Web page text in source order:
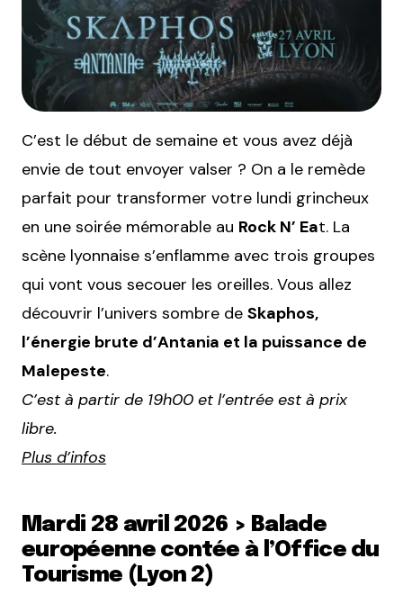
C’est le début de semaine et vous avez déjà
envie de tout envoyer valser ? On a le remède
parfait pour transformer votre lundi grincheux
en une soirée mémorable au Rock N’ Eat. La
scène lyonnaise s’enflamme avec trois groupes
qui vont vous secouer les oreilles. Vous allez
découvrir l’univers sombre de Skaphos,
l’énergie brute d’Antania et la puissance de
Malepeste.
C’est à partir de 19h00 et l’entrée est à prix
libre.
Plus d’infos
Mardi 28 avril 2026 > Balade
européenne contée à l’Office du
Tourisme (Lyon 2)